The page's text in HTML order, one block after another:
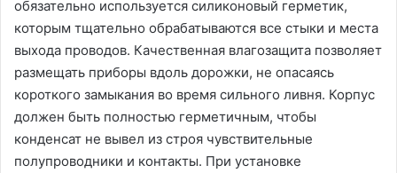
обязательно используется силиконовый герметик,
которым тщательно обрабатываются все стыки и места
выхода проводов. Качественная влагозащита позволяет
размещать приборы вдоль дорожки, не опасаясь
короткого замыкания во время сильного ливня. Корпус
должен быть полностью герметичным, чтобы
конденсат не вывел из строя чувствительные
полупроводники и контакты. При установке